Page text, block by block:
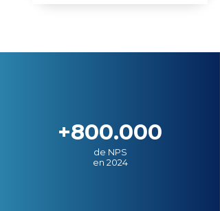
+800.000
de NPS
en 2024